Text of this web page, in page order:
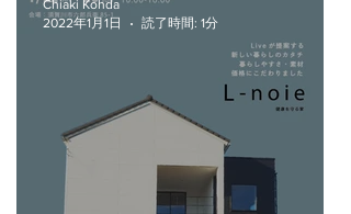
Chiaki Kohda
2022年1月1日
読了時間: 1分